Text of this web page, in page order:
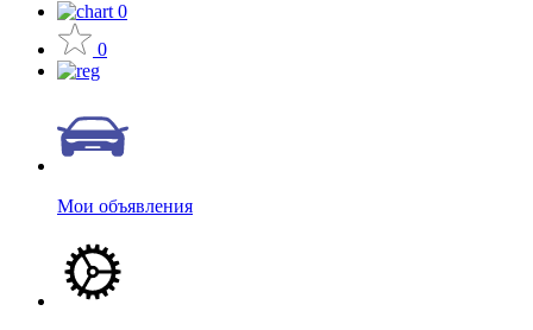
0
0
Мои объявления